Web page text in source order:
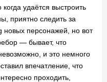
удаётся выстроить
приятно следить за
новых персонажей, но вот
— бывает, что
и это немного
впечатление, что
проходить,